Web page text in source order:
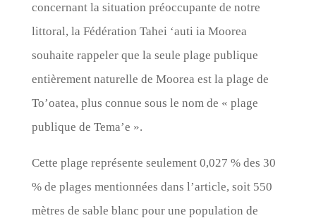
concernant la situation préoccupante de notre
littoral, la Fédération Tahei ‘auti ia Moorea
souhaite rappeler que la seule plage publique
entièrement naturelle de Moorea est la plage de
To’oatea, plus connue sous le nom de « plage
publique de Tema’e ».
Cette plage représente seulement 0,027 % des 30
% de plages mentionnées dans l’article, soit 550
mètres de sable blanc pour une population de